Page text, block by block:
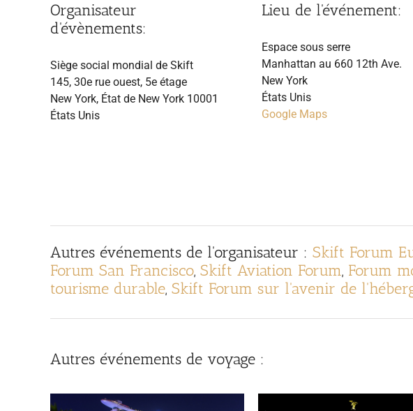
Organisateur
d'évènements:
Siège social mondial de Skift
145, 30e rue ouest, 5e étage
New York, État de New York 10001
États Unis
Lieu de l'événement:
Espace sous serre
Manhattan au 660 12th Ave.
New York
États Unis
Google Maps
Autres événements de l'organisateur : Skift Forum
Forum San Francisco, Skift Aviation Forum, Forum
tourisme durable, Skift Forum sur l'avenir de
Autres événements de voyage :